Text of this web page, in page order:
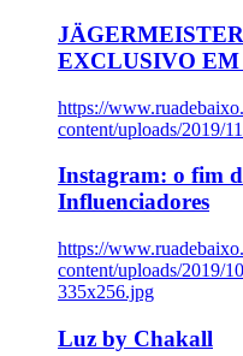
EXCLUSIVO
https://
content/uploads/2019/
Instagram: o fim
Influenciadores
https://
content/uploads/2019/
335x256.jpg
Luz by Chakall